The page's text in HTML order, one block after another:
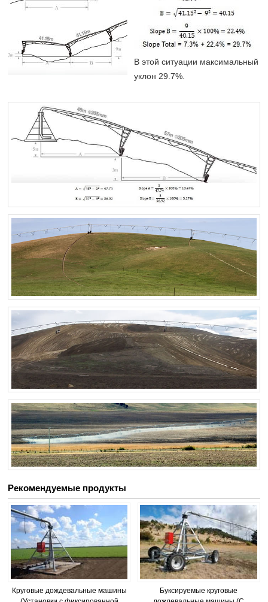
В этой ситуации максимальный
уклон 29.7%.
Рекомендуемые продукты
Круговые дождевальные машины
Буксируемые круговые